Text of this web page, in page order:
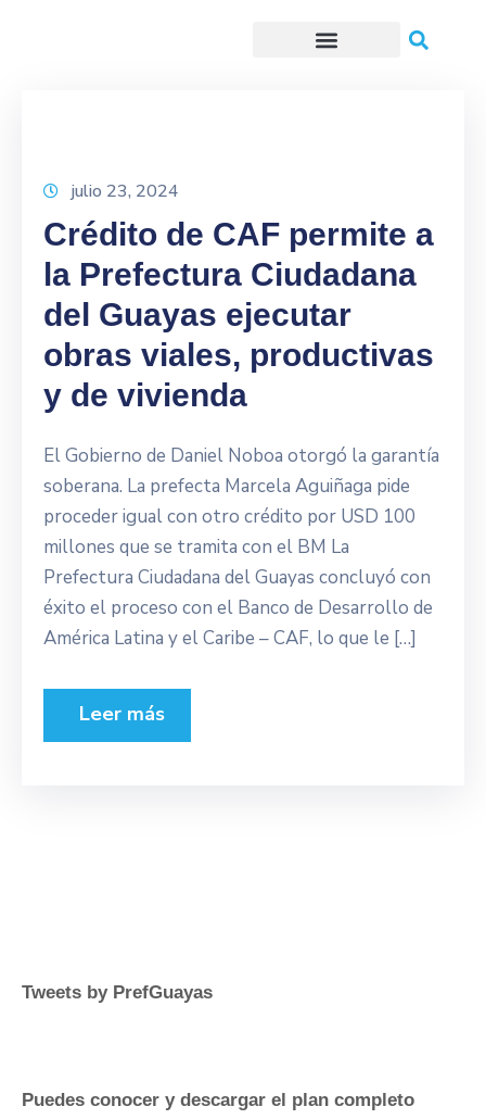
julio 23, 2024
Crédito de CAF permite a
la Prefectura Ciudadana
del Guayas ejecutar
obras viales, productivas
y de vivienda
El Gobierno de Daniel Noboa otorgó la garantía
soberana. La prefecta Marcela Aguiñaga pide
proceder igual con otro crédito por USD 100
millones que se tramita con el BM La
Prefectura Ciudadana del Guayas concluyó con
éxito el proceso con el Banco de Desarrollo de
América Latina y el Caribe – CAF, lo que le […]
Leer más
Tweets by PrefGuayas
Puedes conocer y descargar el plan completo